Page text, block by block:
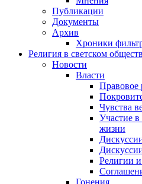
Публикации
Документы
Архив
Хроники
Религия в светском
Новости
Власти
Правовое
Чувства
Участие
жизни
Религии
Гонения